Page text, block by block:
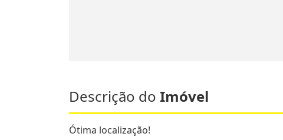
Descrição do Imóvel
Ótima localização!